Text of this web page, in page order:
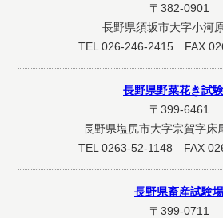
〒382-0901
長野県須坂市大字小河
TEL 026-246-2415 FAX
長野県野菜花き試
〒399-6461
長野県塩尻市大字宗賀字
TEL 0263-52-1148 FAX
長野県畜産試験場
〒399-0711